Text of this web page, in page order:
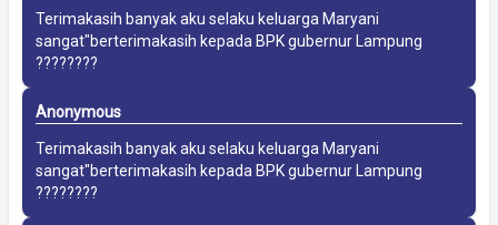
Terimakasih banyak aku selaku keluarga Maryani
sangat"berterimakasih kepada BPK gubernur Lampung
????????
Anonymous
Terimakasih banyak aku selaku keluarga Maryani
sangat"berterimakasih kepada BPK gubernur Lampung
????????